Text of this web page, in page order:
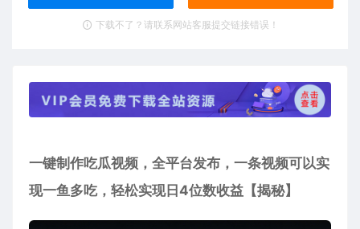
下载不了？请联系网站客服提交链接错误！
一键制作吃瓜视频，全平台发布，一条视频可以实
现一鱼多吃，轻松实现日4位数收益【揭秘】